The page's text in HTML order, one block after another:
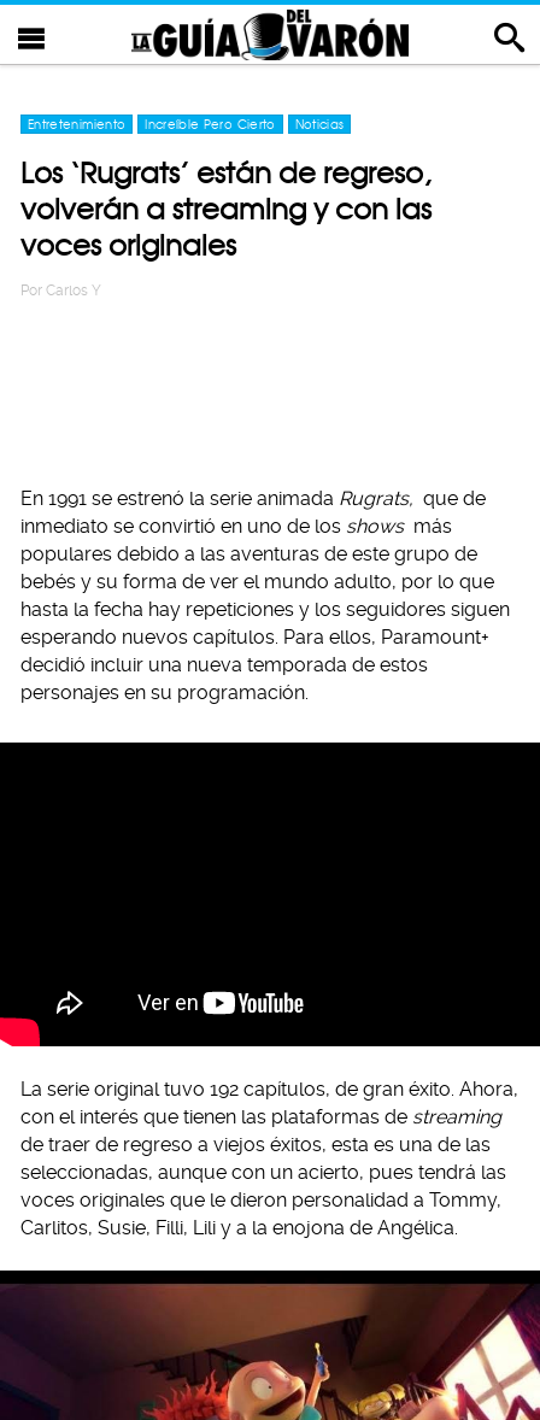
Entretenimiento Increíble Pero Cierto Noticias
Los ‘Rugrats’ están de regreso,
volverán a streaming y con las
voces originales
Por Carlos Y
En 1991 se estrenó la serie animada Rugrats, que de
inmediato se convirtió en uno de los shows más
populares debido a las aventuras de este grupo de
bebés y su forma de ver el mundo adulto, por lo que
hasta la fecha hay repeticiones y los seguidores siguen
esperando nuevos capítulos. Para ellos, Paramount+
decidió incluir una nueva temporada de estos
personajes en su programación.
La serie original tuvo 192 capítulos, de gran éxito. Ahora,
con el interés que tienen las plataformas de streaming
de traer de regreso a viejos éxitos, esta es una de las
seleccionadas, aunque con un acierto, pues tendrá las
voces originales que le dieron personalidad a Tommy,
Carlitos, Susie, Filli, Lili y a la enojona de Angélica.